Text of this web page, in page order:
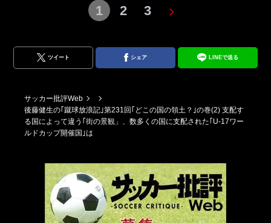
1 2 3
ツイート シェア LINEで送る
サッカー批評Web
後藤健生の｢蹴球放浪記｣第231回｢どこの国の領土？｣の巻(2) 支配す
る国によって違う｢街の景観」、数多くの国に支配された｢U-17ワー
ルドカップ開催国｣は